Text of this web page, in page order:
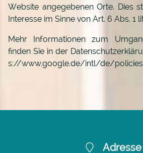
Website angegebenen Orte. Dies
Interesse im Sinne von Art. 6 Abs. 1
Mehr Informationen zum
finden Sie in der
s://www.google.de/intl/de/
Adresse